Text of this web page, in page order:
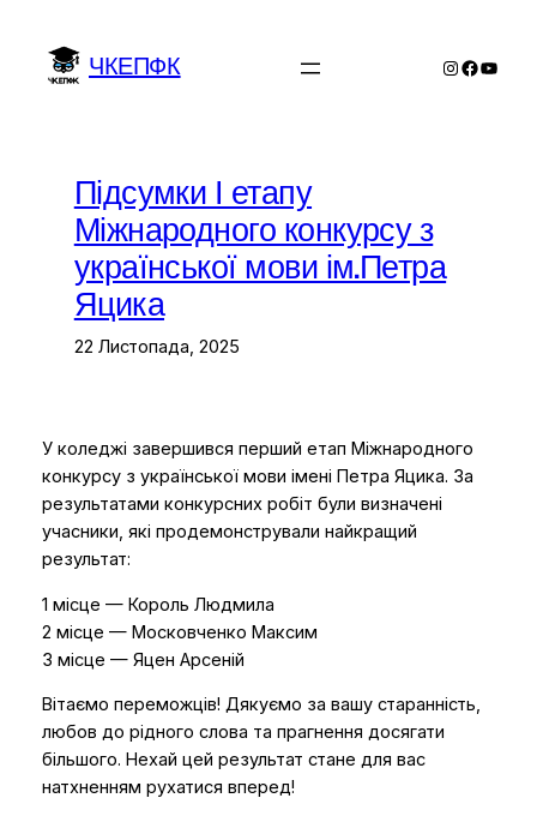
вмісту
ЧКЕПФК Instagram
Підсумки І етапу
Міжнародного конкурсу з
української мови ім.Петра
Яцика
22 Листопада, 2025
У коледжі завершився перший етап Міжнародного
конкурсу з української мови імені Петра Яцика. За
результатами конкурсних робіт були визначені
учасники, які продемонстрували найкращий
результат:
1 місце — Король Людмила
2 місце — Московченко Максим
3 місце — Яцен Арсеній
Вітаємо переможців! Дякуємо за вашу старанність,
любов до рідного слова та прагнення досягати
більшого. Нехай цей результат стане для вас
натхненням рухатися вперед!